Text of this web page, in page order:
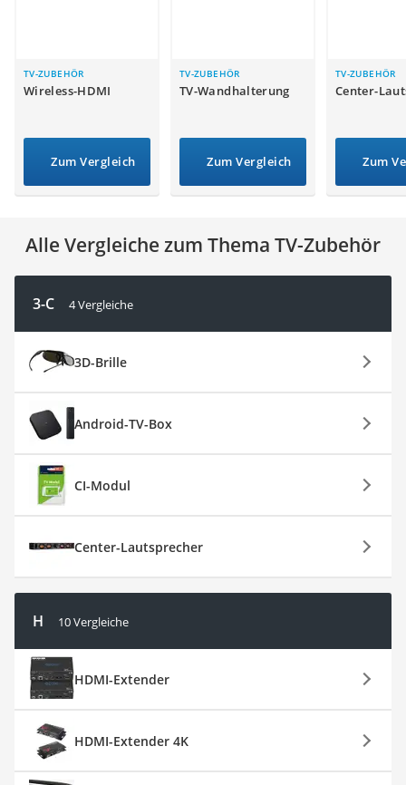
Acer Aspire
Service
TV-ZUBEHÖR
Wireless-HDMI
Zum Vergleich
TV-ZUBEHÖR
TV-Wandhalterung
Zum Vergleich
TV-ZUBEHÖR
Center-
Zum
Alle Vergleiche zum Thema TV-Zubehör
3-C 4 Vergleiche
3D-Brille
Android-TV-Box
CI-Modul
Center-Lautsprecher
H 10 Vergleiche
HDMI-Extender
HDMI-Extender 4K